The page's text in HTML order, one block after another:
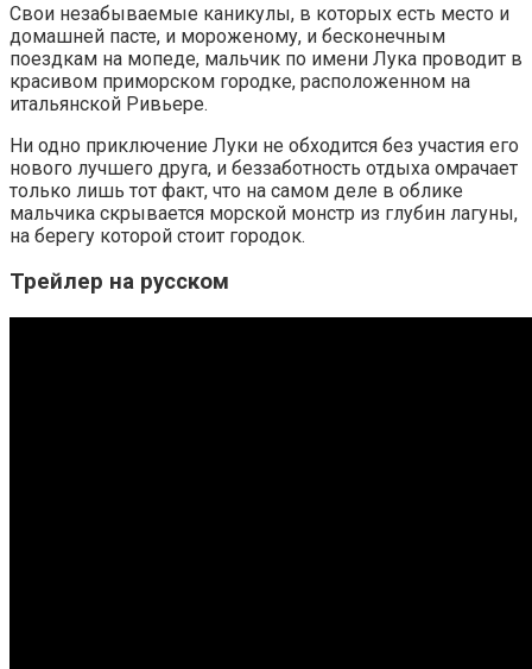
Свои незабываемые каникулы, в которых есть место и
домашней пасте, и мороженому, и бесконечным
поездкам на мопеде, мальчик по имени Лука проводит в
красивом приморском городке, расположенном на
итальянской Ривьере.
Ни одно приключение Луки не обходится без участия его
нового лучшего друга, и беззаботность отдыха омрачает
только лишь тот факт, что на самом деле в облике
мальчика скрывается морской монстр из глубин лагуны,
на берегу которой стоит городок.
Трейлер на русском